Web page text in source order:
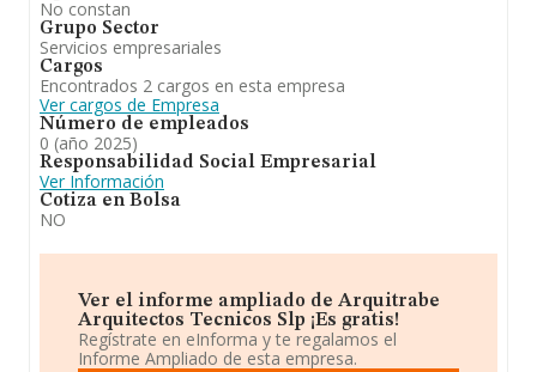
No constan
Grupo Sector
Servicios empresariales
Cargos
Encontrados 2 cargos en esta empresa
Ver cargos de Empresa
Número de empleados
0 (año 2025)
Responsabilidad Social Empresarial
Ver Información
Cotiza en Bolsa
NO
Ver el informe ampliado de Arquitrabe
Arquitectos Tecnicos Slp ¡Es gratis!
Regístrate en eInforma y te regalamos el
Informe Ampliado de esta empresa.